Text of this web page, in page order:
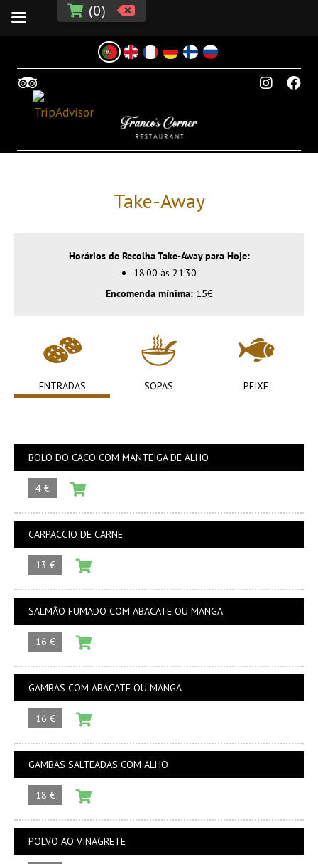
(0)
Take-Away
Horários de Recolha Take-Away para Hoje:
18:00 às 21:30
Encomenda mínima:15€
ENTRADAS SOPAS PEIXE
BOLO DO CACO COM MANTEIGA DE ALHO
4 €
CARPACCIO DE CARNE
13 €
SALMÃO FUMADO COM ABACATE OU MANGA
16 €
GAMBAS COM ABACATE OU MANGA
16 €
GAMBAS SALTEADAS COM ALHO
18 €
POLVO AO VINAGRETE